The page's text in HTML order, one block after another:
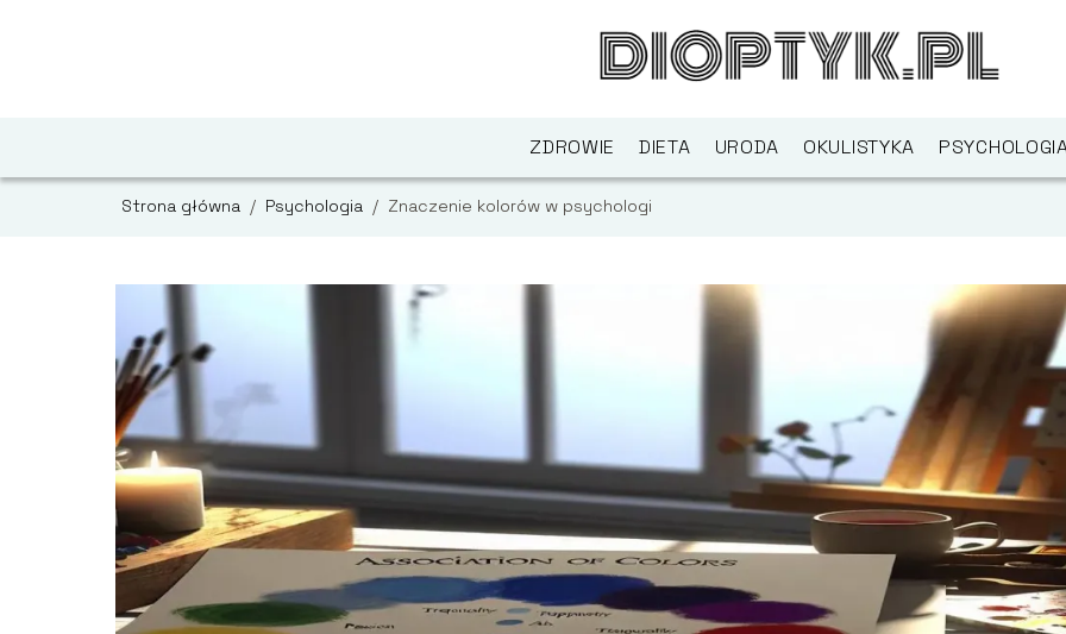
ZDROWIE DIETA URODA OKULISTYKA
Strona główna / Psychologia / Znaczenie kolorów w psychologi